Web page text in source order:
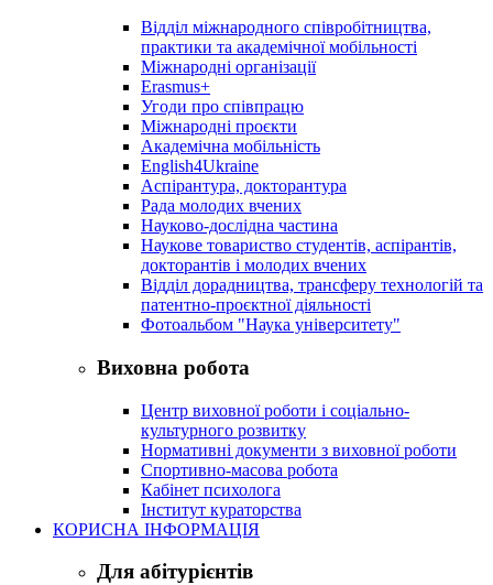
Відділ міжнародного співробітництва,
практики та академічної мобільності
Міжнародні організації
Erasmus+
Угоди про співпрацю
Міжнародні проєкти
Академічна мобільність
English4Ukraine
Аспірантура, докторантура
Рада молодих вчених
Науково-дослідна частина
Наукове товариство студентів, аспірантів,
докторантів і молодих вчених
Відділ дорадництва, трансферу технологій та
патентно-проєктної діяльності
Фотоальбом "Наука університету"
Виховна робота
Центр виховної роботи і соціально-
культурного розвитку
Нормативні документи з виховної роботи
Спортивно-масова робота
Кабінет психолога
Інститут кураторства
КОРИСНА ІНФОРМАЦІЯ
Для абітурієнтів